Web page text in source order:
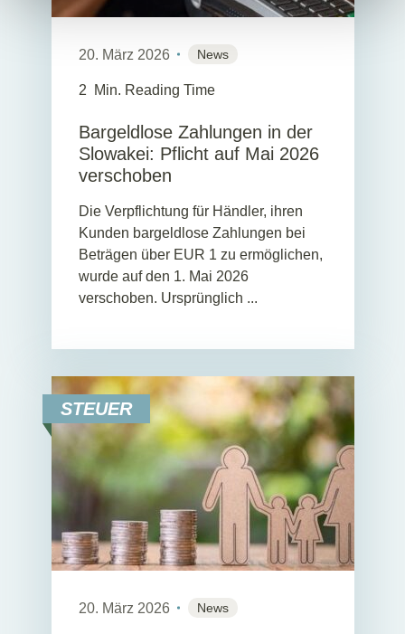
20. März 2026 News
2 Min. Reading Time
Bargeldlose Zahlungen in der
Slowakei: Pflicht auf Mai 2026
verschoben
Die Verpflichtung für Händler, ihren
Kunden bargeldlose Zahlungen bei
Beträgen über EUR 1 zu ermöglichen,
wurde auf den 1. Mai 2026
verschoben. Ursprünglich ...
STEUER
20. März 2026 News